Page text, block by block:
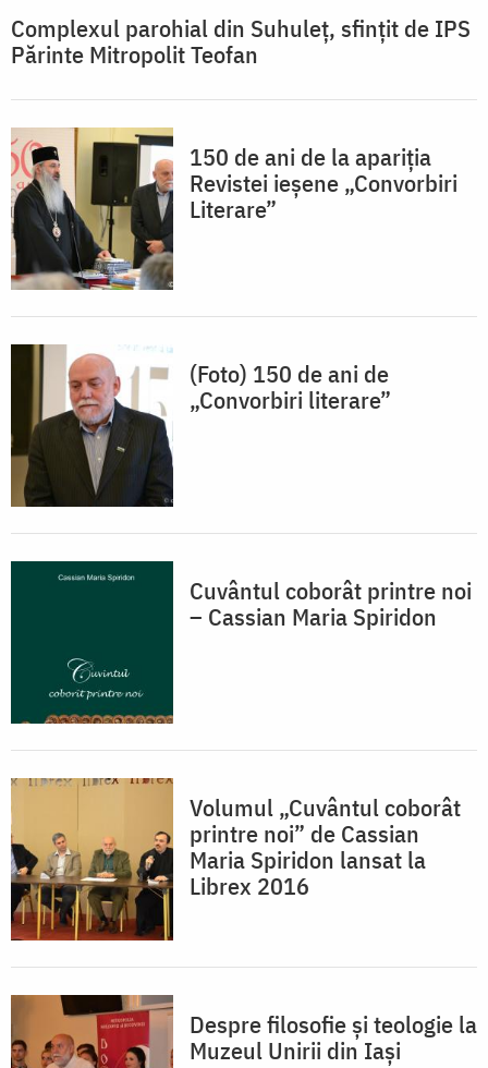
Complexul parohial din Suhuleț, sfințit de IPS
Părinte Mitropolit Teofan
150 de ani de la apariția
Revistei ieșene „Convorbiri
Literare”
(Foto) 150 de ani de
„Convorbiri literare”
Cuvântul coborât printre noi
– Cassian Maria Spiridon
Volumul „Cuvântul coborât
printre noi” de Cassian
Maria Spiridon lansat la
Librex 2016
Despre filosofie şi teologie la
Muzeul Unirii din Iaşi